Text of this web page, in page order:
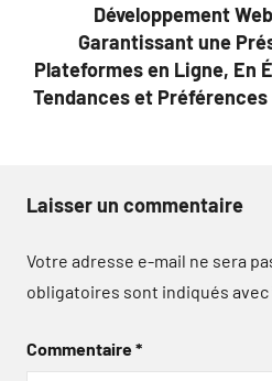
Développement
Garantissant une
Plateformes en Ligne, En
Tendances et
Laisser un commentaire
Votre adresse e-mail ne sera
obligatoires sont indiqués avec
Commentaire*